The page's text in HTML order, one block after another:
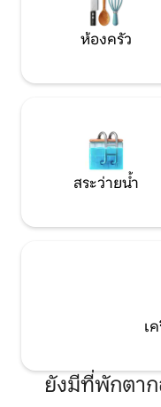
ห้องครัว
สระว่ายน้ำ
เ
ยังมีที่พักตาก